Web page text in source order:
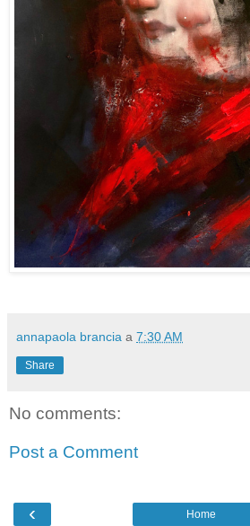
annapaola brancia a 7:30 AM
Share
No comments:
Post a Comment
‹ Home